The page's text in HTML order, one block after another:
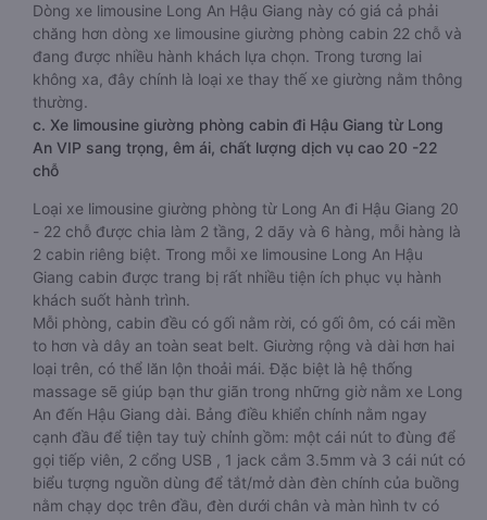
Dòng xe limousine Long An Hậu Giang này có giá cả phải
chăng hơn dòng xe limousine giường phòng cabin 22 chỗ và
đang được nhiều hành khách lựa chọn. Trong tương lai
không xa, đây chính là loại xe thay thế xe giường nằm thông
thường.
c. Xe limousine giường phòng cabin đi Hậu Giang từ Long
An VIP sang trọng, êm ái, chất lượng dịch vụ cao 20 -22
chỗ
Loại xe limousine giường phòng từ Long An đi Hậu Giang 20
- 22 chỗ được chia làm 2 tầng, 2 dãy và 6 hàng, mỗi hàng là
2 cabin riêng biệt. Trong mỗi xe limousine Long An Hậu
Giang cabin được trang bị rất nhiều tiện ích phục vụ hành
khách suốt hành trình.
Mỗi phòng, cabin đều có gối nằm rời, có gối ôm, có cái mền
to hơn và dây an toàn seat belt. Giường rộng và dài hơn hai
loại trên, có thể lăn lộn thoải mái. Đặc biệt là hệ thống
massage sẽ giúp bạn thư giãn trong những giờ nằm xe Long
An đến Hậu Giang dài. Bảng điều khiển chính nằm ngay
cạnh đầu để tiện tay tuỳ chỉnh gồm: một cái nút to đùng để
gọi tiếp viên, 2 cổng USB , 1 jack cắm 3.5mm và 3 cái nút có
biểu tượng nguồn dùng để tắt/mở dàn đèn chính của buồng
nằm chạy dọc trên đầu, đèn dưới chân và màn hình tv có